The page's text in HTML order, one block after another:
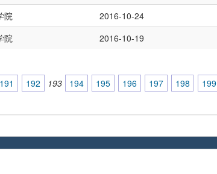
院 2016-10-24
院 2016-10-19
191 192 193 194 195 196 197 198 199